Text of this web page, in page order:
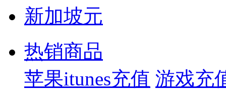
新加坡元
热销商品
苹果itunes充值 游戏充